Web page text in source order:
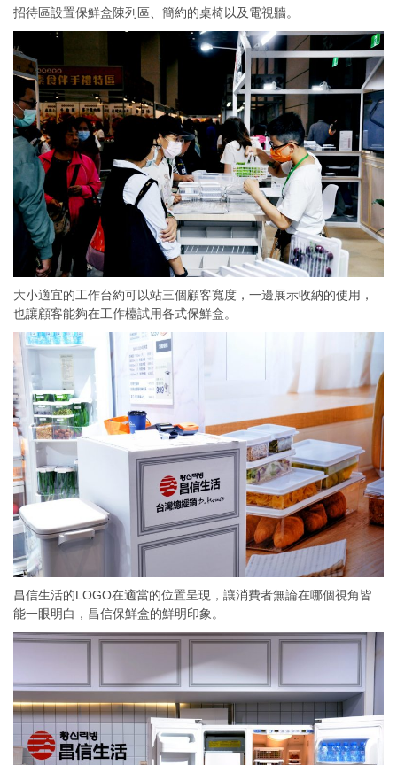
招待區設置保鮮盒陳列區、簡約的桌椅以及電視牆。
大小適宜的工作台約可以站三個顧客寬度，一邊展示收納的使用，
也讓顧客能夠在工作檯試用各式保鮮盒。
昌信生活的LOGO在適當的位置呈現，讓消費者無論在哪個視角皆
能一眼明白，昌信保鮮盒的鮮明印象。